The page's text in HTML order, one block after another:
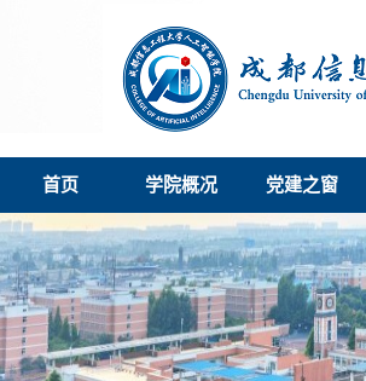
首页 学院概况 党建之窗